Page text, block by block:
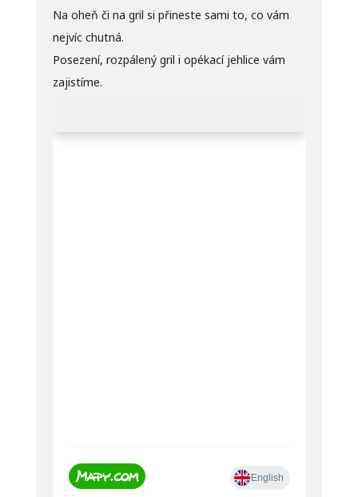
Na oheň či na gril si přineste sami to, co vám
nejvíc chutná.
Posezení, rozpálený gril i opékací jehlice vám
zajistíme.